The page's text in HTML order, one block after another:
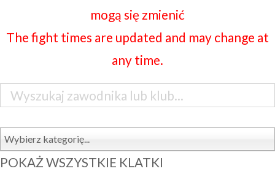
mogą się zmienić
The fight times are updated and may change at
any time.
Wybierz kategorię...
POKAŻ WSZYSTKIE KLATKI